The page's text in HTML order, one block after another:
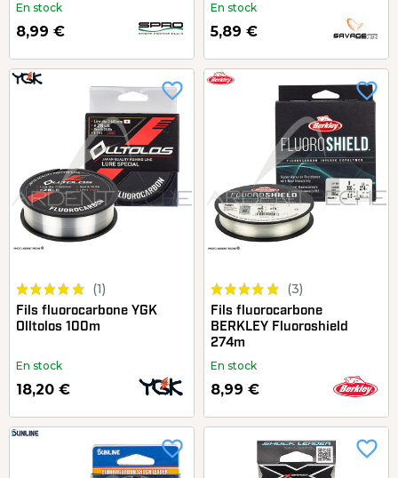
En stock
8,99 €
En stock
5,89 €
(1)
Fils fluorocarbone YGK
Olltolos 100m
En stock
18,20 €
favorite_border
(3)
Fils fluorocarbone
BERKLEY Fluoroshield
274m
En stock
8,99 €
favorite_border
favorite_border favorite_border